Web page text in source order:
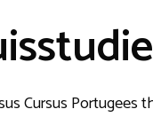
Cursus Portugees